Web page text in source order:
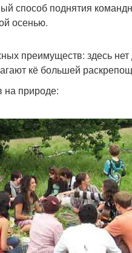
способ поднятия
осенью.
преимуществ: здесь
кё большей
природе: